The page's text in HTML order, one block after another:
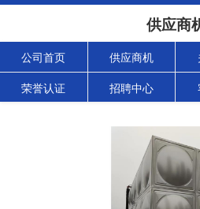
供应商
公司首页 供应商机
荣誉认证 招聘中心